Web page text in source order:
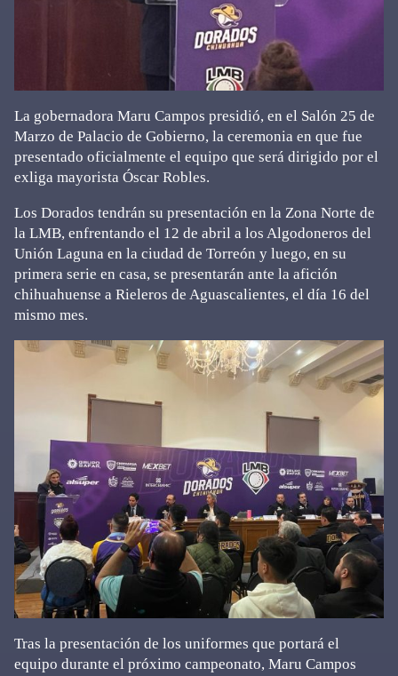
La gobernadora Maru Campos presidió, en el Salón 25 de
Marzo de Palacio de Gobierno, la ceremonia en que fue
presentado oficialmente el equipo que será dirigido por el
exliga mayorista Óscar Robles.
Los Dorados tendrán su presentación en la Zona Norte de
la LMB, enfrentando el 12 de abril a los Algodoneros del
Unión Laguna en la ciudad de Torreón y luego, en su
primera serie en casa, se presentarán ante la afición
chihuahuense a Rieleros de Aguascalientes, el día 16 del
mismo mes.
Tras la presentación de los uniformes que portará el
equipo durante el próximo campeonato, Maru Campos